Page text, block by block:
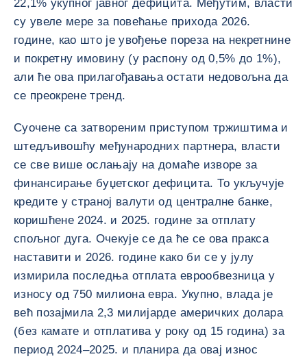
22,1% укупног јавног дефицита. Међутим, власти
су увеле мере за повећање прихода 2026.
године, као што је увођење пореза на некретнине
и покретну имовину (у распону од 0,5% до 1%),
али ће ова прилагођавања остати недовољна да
се преокрене тренд.
Суочене са затвореним приступом тржиштима и
штедљивошћу међународних партнера, власти
се све више ослањају на домаће изворе за
финансирање буџетског дефицита. То укључује
кредите у страној валути од централне банке,
коришћене 2024. и 2025. године за отплату
спољног дуга. Очекује се да ће се ова пракса
наставити и 2026. године како би се у јулу
измирила последња отплата еврообвезница у
износу од 750 милиона евра. Укупно, влада је
већ позајмила 2,3 милијарде америчких долара
(без камате и отплатива у року од 15 година) за
период 2024–2025. и планира да овај износ